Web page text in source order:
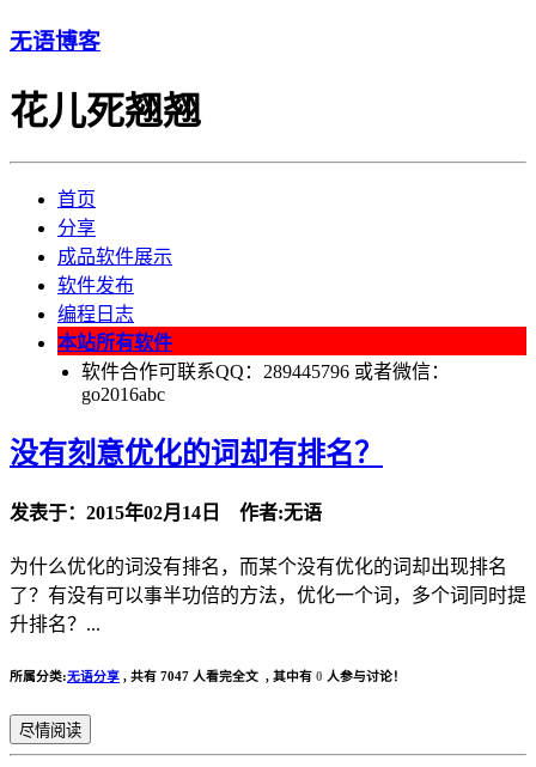
无语博客
花儿死翘翘
首页
分享
成品软件展示
软件发布
编程日志
本站所有软件
软件合作可联系QQ：289445796 或者微信：
go2016abc
没有刻意优化的词却有排名？
发表于：2015年02月14日 作者:无语
为什么优化的词没有排名，而某个没有优化的词却出现排名
了？有没有可以事半功倍的方法，优化一个词，多个词同时提
升排名？...
所属分类:无语分享 , 共有 7047 人看完全文 , 其中有 0 人参与讨论！
尽情阅读